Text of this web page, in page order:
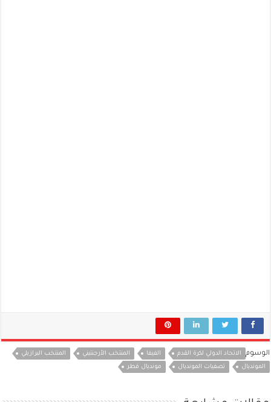
الوسوم الاتحاد الدولي لكرة القدم الفيفا المنتخب الأرجنتيني
المنتخب البرازيلي
المونديال
تصفيات المونديال مونديال قطر